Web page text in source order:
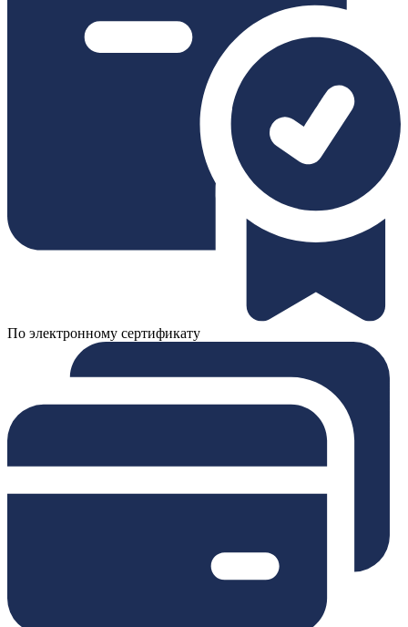
По электронному сертификату